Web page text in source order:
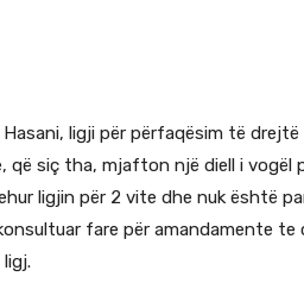
ligji për përfaqësim të
që siç tha, mjafton një diell i vogël
ligjin për 2 vite dhe nuk është
fare për amandamente te